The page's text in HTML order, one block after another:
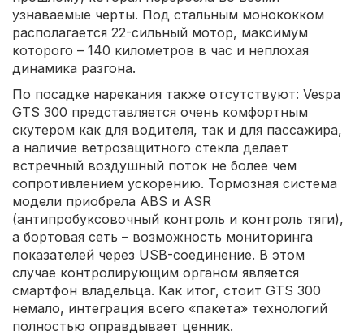
узнаваемые черты. Под стальным монококком
располагается 22-сильный мотор, максимум
которого – 140 километров в час и неплохая
динамика разгона.
По посадке нарекания также отсутствуют: Vespa
GTS 300 представляется очень комфортным
скутером как для водителя, так и для пассажира,
а наличие ветрозащитного стекла делает
встречный воздушный поток не более чем
сопротивлением ускорению. Тормозная система
модели приобрела ABS и ASR
(антипробуксовочный контроль и контроль тяги),
а бортовая сеть – возможность мониторинга
показателей через USB-соединение. В этом
случае контролирующим органом является
смартфон владельца. Как итог, стоит GTS 300
немало, интеграция всего «пакета» технологий
полностью оправдывает ценник.